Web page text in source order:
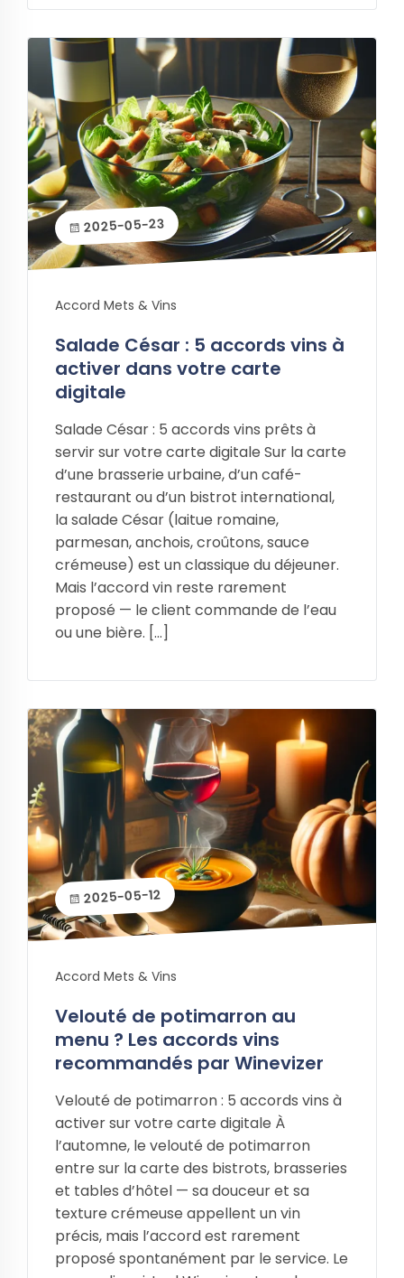
2025-05-23
Accord Mets & Vins
Salade César : 5 accords vins à
activer dans votre carte
digitale
Salade César : 5 accords vins prêts à
servir sur votre carte digitale Sur la carte
d’une brasserie urbaine, d’un café-
restaurant ou d’un bistrot international,
la salade César (laitue romaine,
parmesan, anchois, croûtons, sauce
crémeuse) est un classique du déjeuner.
Mais l’accord vin reste rarement
proposé — le client commande de l’eau
ou une bière. […]
2025-05-12
Accord Mets & Vins
Velouté de potimarron au
menu ? Les accords vins
recommandés par Winevizer
Velouté de potimarron : 5 accords vins à
activer sur votre carte digitale À
l’automne, le velouté de potimarron
entre sur la carte des bistrots, brasseries
et tables d’hôtel — sa douceur et sa
texture crémeuse appellent un vin
précis, mais l’accord est rarement
proposé spontanément par le service. Le